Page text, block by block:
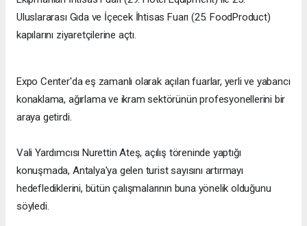
Uluslararası Gıda ve İçecek İhtisas Fuarı (25. FoodProduct)
kapılarını ziyaretçilerine açtı.
Expo Center'da eş zamanlı olarak açılan fuarlar, yerli ve yabancı
konaklama, ağırlama ve ikram sektörünün profesyonellerini bir
araya getirdi.
Vali Yardımcısı Nurettin Ateş, açılış töreninde yaptığı
konuşmada, Antalya'ya gelen turist sayısını artırmayı
hedeflediklerini, bütün çalışmalarının buna yönelik olduğunu
söyledi.